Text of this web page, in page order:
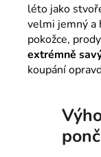
léto jako
velmi jemný a
pokožce,
extrémně
koupání